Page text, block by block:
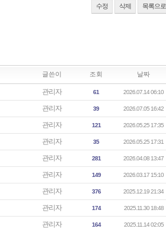
수정 삭제 목록으로
글쓴이 조회 날짜
관리자 61 2026.07.14 06:10
관리자 39 2026.07.05 16:42
관리자 121 2026.05.25 17:35
관리자 35 2026.05.25 17:31
관리자 281 2026.04.08 13:47
관리자 149 2026.03.17 15:10
관리자 376 2025.12.19 21:34
관리자 174 2025.11.30 18:48
관리자 164 2025.11.14 02:05